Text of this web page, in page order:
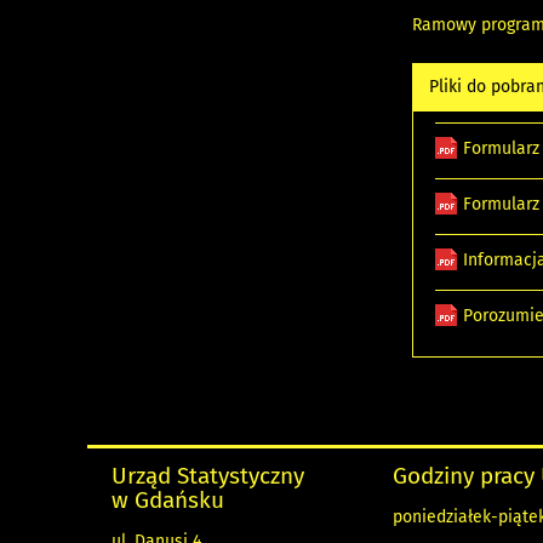
Ramowy
Pliki do
Urząd Statystyczny
w Gdańsku
Godziny pracy
poniedziałek-